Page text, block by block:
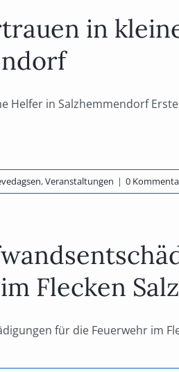
in
Helfer in Salzhemmendorf
,Veranstaltungen | 0
Flecken
für die Feuerwehr im